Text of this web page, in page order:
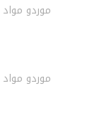
موردو مواد
موردو مواد